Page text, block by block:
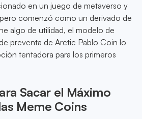
en un juego de metaverso y
comenzó como un derivado de
algo de utilidad, el modelo de
preventa de Arctic Pablo Coin lo
tentadora para los primeros
Sacar el Máximo
Meme Coins